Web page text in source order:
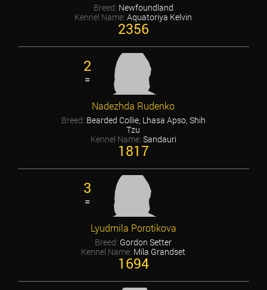
Breed: Newfoundland
Kennel Name: Aquatoriya Kelvin
2356
2
=
Nadezhda Rudenko
Breed: Bearded Collie, Lhasa Apso, Shih
Tzu
Kennel Name: Sandauri
1817
3
=
Lyudmila Porotikova
Breed: Gordon Setter
Kennel Name: Mila Grandset
1694